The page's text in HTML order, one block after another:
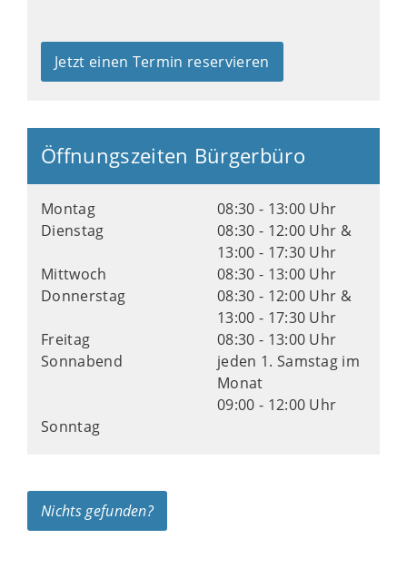
Jetzt einen Termin reservieren
Öffnungszeiten Bürgerbüro
Montag
08:30 - 13:00 Uhr
Dienstag
08:30 - 12:00 Uhr &
13:00 - 17:30 Uhr
Mittwoch
08:30 - 13:00 Uhr
Donnerstag
08:30 - 12:00 Uhr &
13:00 - 17:30 Uhr
Freitag
08:30 - 13:00 Uhr
Sonnabend
jeden 1. Samstag im
Monat
09:00 - 12:00 Uhr
Sonntag
Nichts gefunden?